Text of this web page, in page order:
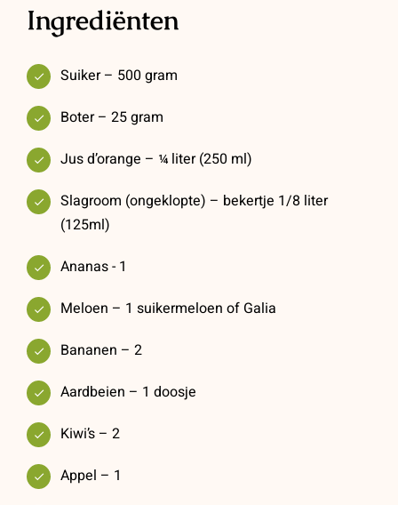
Ingrediënten
Suiker – 500 gram
Boter – 25 gram
Jus d’orange – ¼ liter (250 ml)
Slagroom (ongeklopte) – bekertje 1/8 liter
(125ml)
Ananas - 1
Meloen – 1 suikermeloen of Galia
Bananen – 2
Aardbeien – 1 doosje
Kiwi’s – 2
Appel – 1